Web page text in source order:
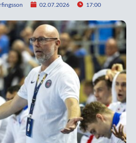
02.07.2026 17:00